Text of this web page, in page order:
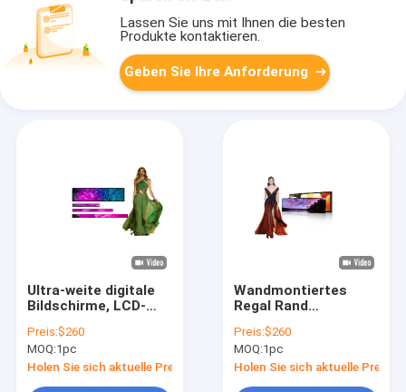
Lassen Sie uns mit Ihnen die besten
Produkte kontaktieren.
Geben Sie Ihre Anforderung
Ultra-weite digitale
Bildschirme, LCD-
Software / Android
Preis:$260
MOQ:1pc
Holen Sie sich aktuelle Preis
Wandmontiertes
Regal Rand
Display
maßgeschneiderter
Touchscreen LCD-
Display
Preis:$260
MOQ:1pc
Holen Sie sich aktuelle Preis